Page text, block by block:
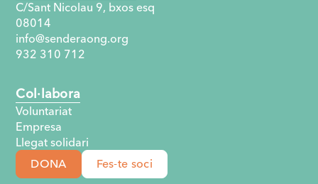
Col·labora
Voluntariat
Empresa
Llegat solidari
DONA Fes-te soci
C/Sant Nicolau 9, bxos esq
08014
info@senderaong.org
932 310 712